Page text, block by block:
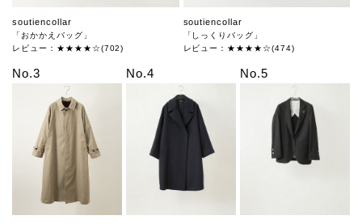
soutiencollar
「おかかえバッグ」
レビュー：★★★★☆(702)
soutiencollar
「しっくりバッグ」
レビュー：★★★★☆(474)
No.3 No.4 No.5